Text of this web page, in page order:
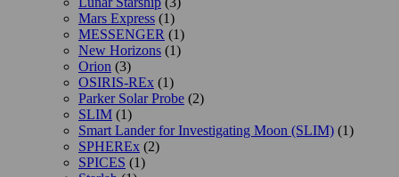
Mars Express (1)
MESSENGER (1)
New Horizons (1)
Orion (3)
OSIRIS-REx (1)
Parker Solar Probe (2)
SLIM (1)
Smart Lander for Investigating Moon (SLIM) (1)
SPHEREx (2)
SPICES (1)